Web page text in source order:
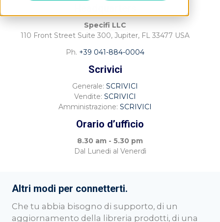
Specifi LLC
110 Front Street Suite 300, Jupiter, FL 33477 USA
Ph. +39 041-884-0004
Scrivici
Generale: SCRIVICI
Vendite: SCRIVICI
Amministrazione: SCRIVICI
Orario d’ufficio
8.30 am - 5.30 pm
Dal Lunedi al Venerdì
Altri modi per connetterti.
Che tu abbia bisogno di supporto, di un
aggiornamento della libreria prodotti, di una